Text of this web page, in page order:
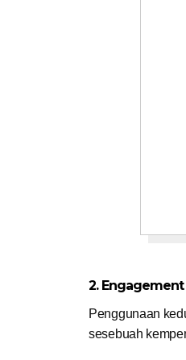
2.
Penggunaan
sesebuah